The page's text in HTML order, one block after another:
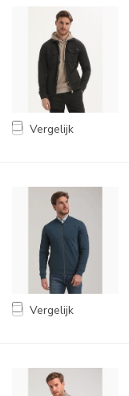
Vergelijk
Vergelijk